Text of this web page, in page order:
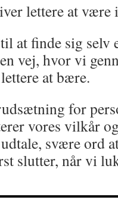
lettere at være
at finde sig selv
vej, hvor vi
at bære.
for
vores vilkår
svære ord
slutter, når vi